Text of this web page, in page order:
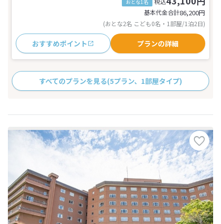
おとな1名
基本代金合計86,200円
(おとな2名 こども0名・1部屋/1泊2日)
おすすめポイント プランの詳細
すべてのプランを見る(5プラン、1部屋タイプ)